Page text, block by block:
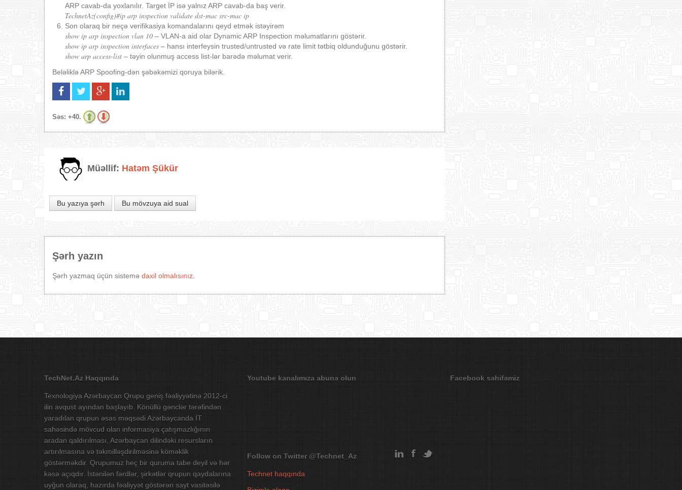
ARP cavab-da yoxlanılır. Target İP isə yalnız ARP cavab-da baş verir.
TechnetAz(config)#ip arp inspection validate dst-mac src-mac ip
Son olaraq bir neçə verifikasiya komandalarını qeyd etmək istəyirəm
show ip arp inspection vlan 10 – VLAN-a aid olar Dynamic ARP Inspection məlumatlarını göstərir.
show ip arp inspection interfaces – hansı interfeysin trusted/untrusted və rate limit tətbiq oldunduğunu göstərir.
show arp access-list – təyin olunmuş access list-lər barədə məlumat verir.
Beləliklə ARP Spoofing-dən şəbəkəmizi qoruya bilərik.
Səs: +40.
Müəllif: Hatəm Şükür
Bu yazıya şərh Bu mövzuya aid sual
Şərh yazın
Şərh yazmaq üçün sistemə daxil olmalısınız.
TechNet.Az Haqqında
Texnologiya Azərbaycan Qrupu geniş fəaliyyətinə 2012-ci
ilin avqust ayından başlayıb. Könüllü gənclər tərəfindən
yaradılan qrupun əsas məqsədi Azərbaycanda İT
sahəsində mövcud olan informasiya çatışmazlığının
aradan qaldırılması, Azərbaycan dilindəki resursların
artırılmasına və təkmilləşdirilməsinə köməklik
göstərməkdir. Qrupumuz heç bir quruma tabe deyil və hər
kəsə açıqdır. İstənilən fərdlər, şirkətlər qrupun qaydalarına
uyğun olaraq, hazırda fəaliyyət göstərən sayt vasitəsilə
Youtube kanalımıza abunə olun
Follow on Twitter @Technet_Az
Technet haqqında
Facebook səhifəmiz